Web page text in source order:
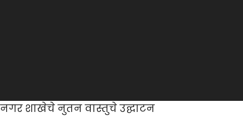
नगर शाखेचे नुतन वास्तुचे उद्घाटन